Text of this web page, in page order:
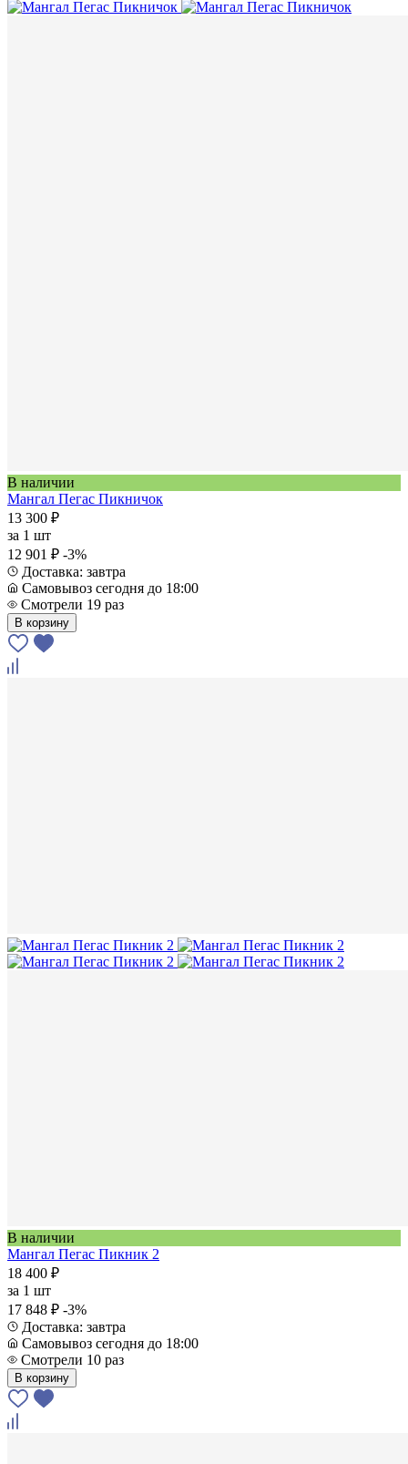
В наличии
Мангал Пегас Пикничок
13 300 ₽
за 1 шт
12 901 ₽ -3%
Доставка: завтра
Самовывоз сегодня до 18:00
Смотрели 19 раз
В корзину
В наличии
Мангал Пегас Пикник 2
18 400 ₽
за 1 шт
17 848 ₽ -3%
Доставка: завтра
Самовывоз сегодня до 18:00
Смотрели 10 раз
В корзину